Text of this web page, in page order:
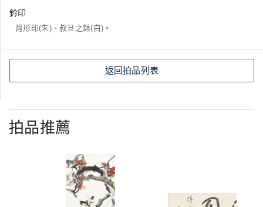
鈐印
肖形印(朱)、叔旦之鈢(白)。
返回拍品列表
拍品推薦